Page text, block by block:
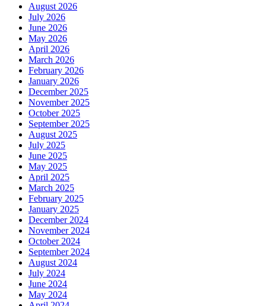
August 2026
July 2026
June 2026
May 2026
April 2026
March 2026
February 2026
January 2026
December 2025
November 2025
October 2025
September 2025
August 2025
July 2025
June 2025
May 2025
April 2025
March 2025
February 2025
January 2025
December 2024
November 2024
October 2024
September 2024
August 2024
July 2024
June 2024
May 2024